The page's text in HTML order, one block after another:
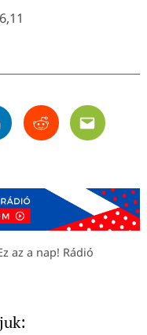
RedditEmail
az a nap! Rádió